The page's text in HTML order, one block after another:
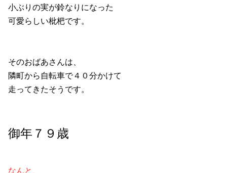
小ぶりの実が鈴なりになった
可愛らしい枇杷です。
そのおばあさんは、
隣町から自転車で４０分かけて
走ってきたそうです。
御年７９歳
なんと、